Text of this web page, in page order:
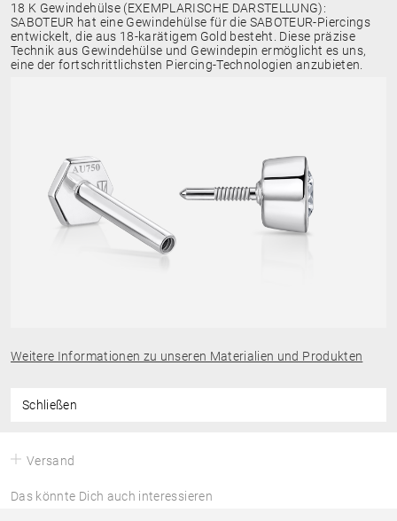
18 K Gewindehülse (EXEMPLARISCHE DARSTELLUNG):
SABOTEUR hat eine Gewindehülse für die SABOTEUR-Piercings
entwickelt, die aus 18-karätigem Gold besteht. Diese präzise
Technik aus Gewindehülse und Gewindepin ermöglicht es uns,
eine der fortschrittlichsten Piercing-Technologien anzubieten.
Weitere Informationen zu unseren Materialien und Produkten
Schließen
Versand
Das könnte Dich auch interessieren